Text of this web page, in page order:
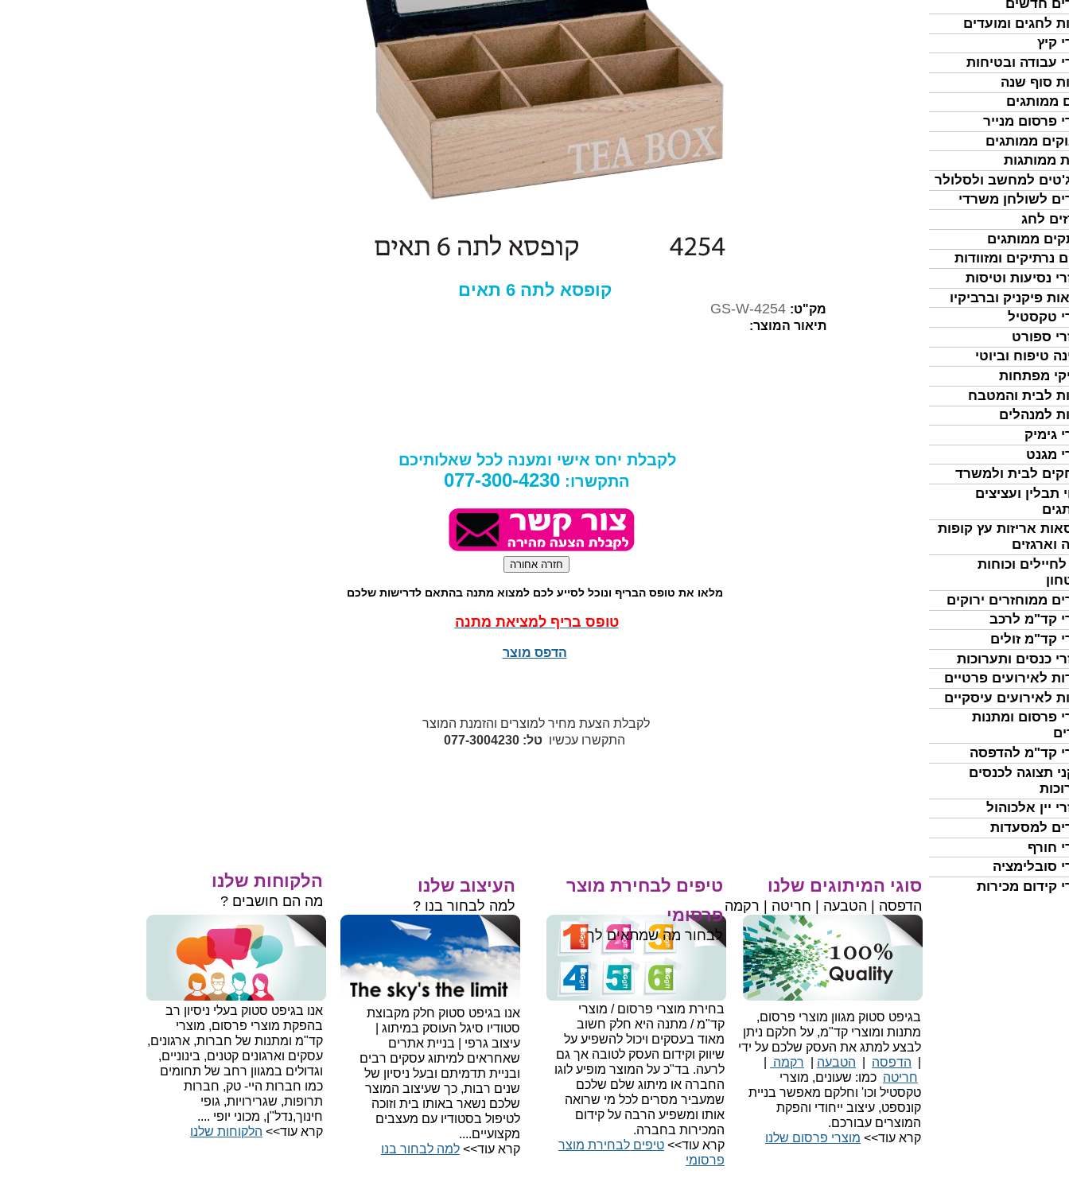
חדשים
לחגים ומועדים
קיץ
עבודה ובטיחות
סוף שנה
ממותגים
פרסום מנייר
ממותגים
ממותגות
למחשב ולסלולר
לשולחן משרדי
לחג
ממותגים
נרתיקים ומזוודות
נסיעות וטיסות
פיקניק וברביקיו
טקסטיל
ספורט
טיפוח וביוטי
מפתחות
לבית והמטבח
למנהלים
גימיק
מגנט
לבית ולמשרד
תבלין ועציצים
אריזות עץ קופות
וארגזים
לחיילים וכוחות
ממוחזרים ירוקים
קד"מ לרכב
קד"מ זולים
כנסים ותערוכות
לאירועים פרטיים
לאירועים עיסקיים
פרסום ומתנות
קד"מ להדפסה
תצוגה לכנסים
יין אלכוהול
למסעדות
חורף
סובלימציה
קידום מכירות
קופסא לתה 6 תאים
מק"ט: GS-W-4254
תיאור המוצר:
לקבלת יחס אישי ומענה לכל שאלותיכם
התקשרו: 077-300-4230
מלאו את טופס הבריף ונוכל לסייע לכם למצוא מתנה בהתאם לדרישות שלכם
טופס בריף למציאת מתנה
הדפס מוצר
לקבלת הצעת מחיר למוצרים והזמנת המוצר
התקשרו עכשיו טל: 077-3004230
אנו בגיפט סטוק חלק מקבוצת
סטודיו סיגל העוסק במיתוג |
עיצוב גרפי | בניית אתרים
שאחראים למיתוג עסקים רבים
ובניית תדמיתם ובעל ניסיון של
שנים רבות, כך שעיצוב המוצר
שלכם נשאר באותו בית וזוכה
לטיפול בסטודיו עם מעצבים
מקצועיים....
קרא עוד>> למה לבחור בנו​
בגיפט סטוק מגוון מוצרי פרסום,
מתנות ומוצרי קד"מ, על חלקם ניתן
לבצע למתג את העסק שלכם על ידי
הדפסה הטבעה רקמה
חריטה כמו: שעונים, מוצרי
טקסטיל וכו' וחלקם מאפשר בניית
קונספט, עיצוב ייחודי והפקת
המוצרים עבורכם.
קרא עוד>> מוצרי פרסום שלנו
אנו בגיפט סטוק בעלי ניסיון רב
בהפקת מוצרי פרסום, מוצרי
קד"מ ומתנות של חברות, ארגונים,
עסקים וארגונים קטנים, בינוניים,
וגדולים במגוון רחב של תחומים
כמו חברות היי- טק, חברות
תרופות, שגרירויות, גופי
חינוך,נדל"ן, מכוני יופי ....
קרא עוד>> הלקוחות שלנו
בחירת מוצרי פרסום / מוצרי
קד"מ / מתנה היא חלק חשוב
מאוד בעסקים ויכול להשפיע על
שיווק וקידום העסק לטובה אך גם
לרעה. בד"כ על המוצר מופיע לוגו
החברה או מיתוג שלם שלכם
שמעביר מסרים לכל מי שרואה
אותו ומשפיע הרבה על קידום
המכירות בחברה.
קרא עוד>> טיפים לבחירת מוצר
פרסומי
טיפים לבחירת מוצר
פרסומי
לבחור מה שמתאים לך
העיצוב שלנו
למה לבחור בנו ?
סוגי המיתוגים שלנו
הדפסה | הטבעה | חריטה | רקמה
הלקוחות שלנו
מה הם חושבים ?